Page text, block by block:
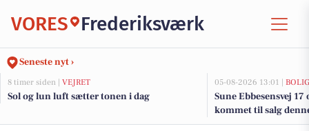
VORES Frederiksværk
Seneste nyt ›
8 timer siden | VEJRET
Sol og lun luft sætter tonen i dag
05-08-2026 13:01 |
Sune Ebbesensvej
kommet til salg
se boligerne her.